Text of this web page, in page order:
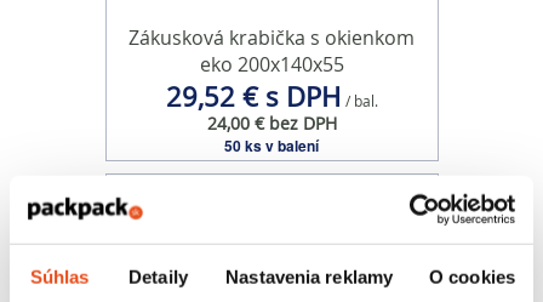
Súhlas Detaily Nastavenia reklamy O cookies
Zákusková krabička s okienkom
eko 200x140x55
29,52 € s DPH / bal.
24,00 € bez DPH
50 ks v balení